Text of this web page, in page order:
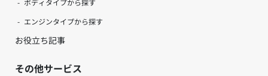
エンジンタイプから探す
お役立ち記事
その他サービス